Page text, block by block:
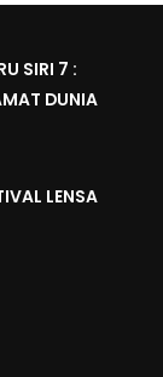
SIRI 7 :
DUNIA
LENSA